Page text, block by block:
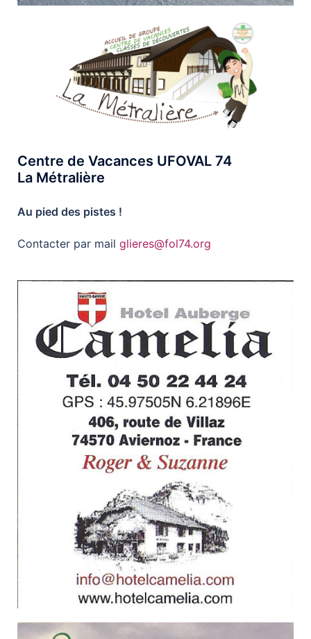
Centre de Vacances UFOVAL 74
La Métralière
Au pied des pistes !
Contacter par mail glieres@fol74.org